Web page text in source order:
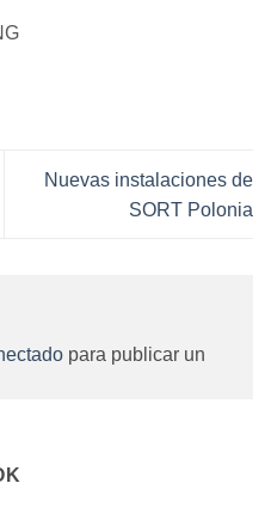
Nuevas instalaciones de
SORT Polonia
para publicar un